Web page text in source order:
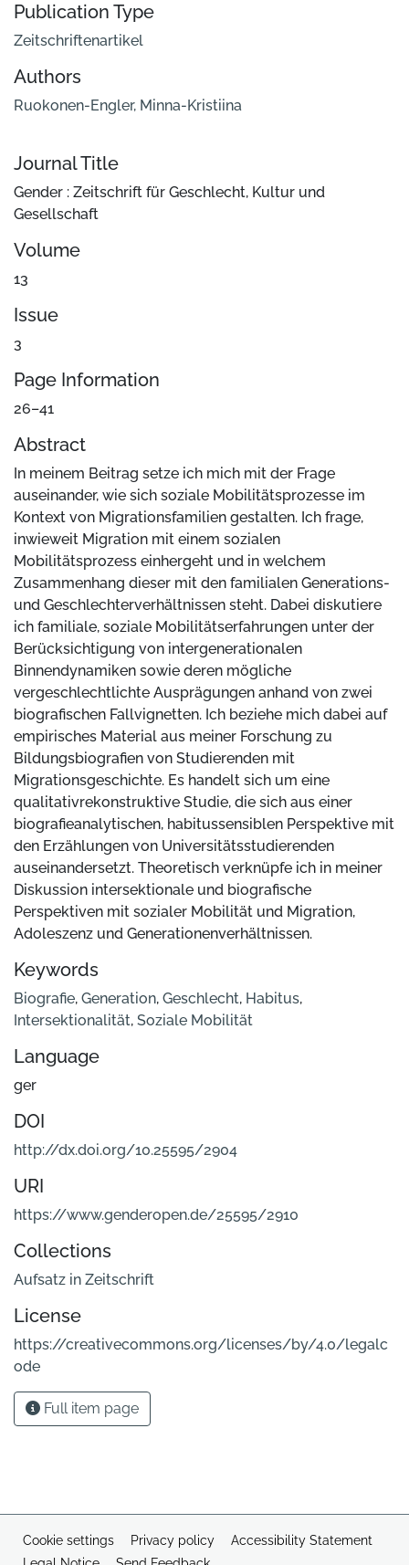
Publication Type
Zeitschriftenartikel
Authors
Ruokonen-Engler, Minna-Kristiina
Journal Title
Gender : Zeitschrift für Geschlecht, Kultur und
Gesellschaft
Volume
13
Issue
3
Page Information
26–41
Abstract
In meinem Beitrag setze ich mich mit der Frage
auseinander, wie sich soziale Mobilitätsprozesse im
Kontext von Migrationsfamilien gestalten. Ich frage,
inwieweit Migration mit einem sozialen
Mobilitätsprozess einhergeht und in welchem
Zusammenhang dieser mit den familialen Generations-
und Geschlechterverhältnissen steht. Dabei diskutiere
ich familiale, soziale Mobilitätserfahrungen unter der
Berücksichtigung von intergenerationalen
Binnendynamiken sowie deren mögliche
vergeschlechtlichte Ausprägungen anhand von zwei
biografischen Fallvignetten. Ich beziehe mich dabei auf
empirisches Material aus meiner Forschung zu
Bildungsbiografien von Studierenden mit
Migrationsgeschichte. Es handelt sich um eine
qualitativrekonstruktive Studie, die sich aus einer
biografieanalytischen, habitussensiblen Perspektive mit
den Erzählungen von Universitätsstudierenden
auseinandersetzt. Theoretisch verknüpfe ich in meiner
Diskussion intersektionale und biografische
Perspektiven mit sozialer Mobilität und Migration,
Adoleszenz und Generationenverhältnissen.
Keywords
Biografie, Generation, Geschlecht, Habitus,
Intersektionalität, Soziale Mobilität
Language
ger
DOI
http://dx.doi.org/10.25595/2904
URI
https://www.genderopen.de/25595/2910
Collections
Aufsatz in Zeitschrift
License
https://creativecommons.org/licenses/by/4.0/legalc
ode
Full item page
Cookie settings Privacy policy
Accessibility Statement